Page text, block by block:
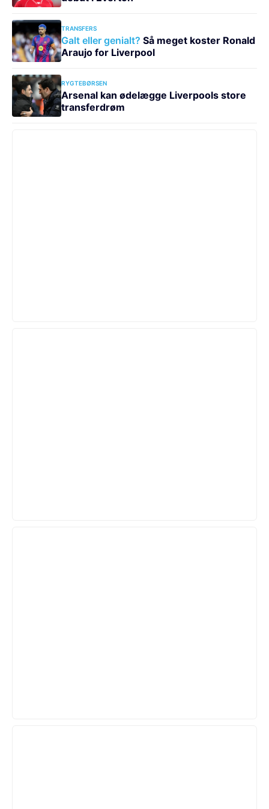
TRANSFERS
Galt eller genialt? Så meget koster Ronald
Araujo for Liverpool
RYGTEBØRSEN
Arsenal kan ødelægge Liverpools store
transferdrøm